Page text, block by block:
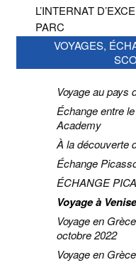
L’INTERNAT
PARC
VOYAGES,
Voyage au pays
Échange entre
Academy
À la découverte
Échange
ÉCHANGE
Voyage à
Voyage en
octobre 2022
Voyage en Grèce